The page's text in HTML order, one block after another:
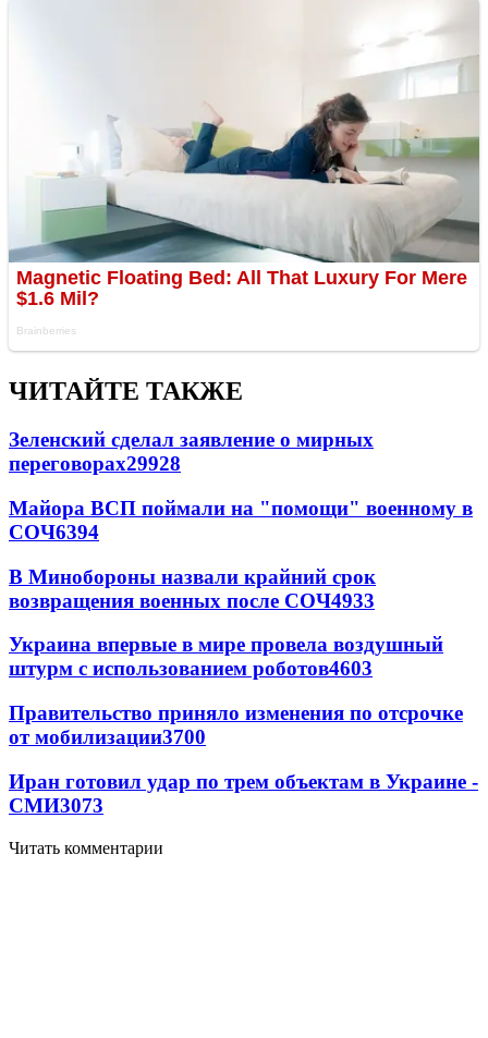
ЧИТАЙТЕ ТАКЖЕ
Зеленский сделал заявление о мирных
переговорах29928
Майора ВСП поймали на "помощи" военному в
СОЧ6394
В Минобороны назвали крайний срок
возвращения военных после СОЧ4933
Украина впервые в мире провела воздушный
штурм с использованием роботов4603
Правительство приняло изменения по отсрочке
от мобилизации3700
Иран готовил удар по трем объектам в Украине -
СМИ3073
Читать комментарии